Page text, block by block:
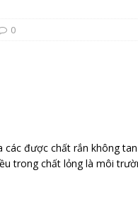
0
các được chất rắn không
trong chất lỏng là môi